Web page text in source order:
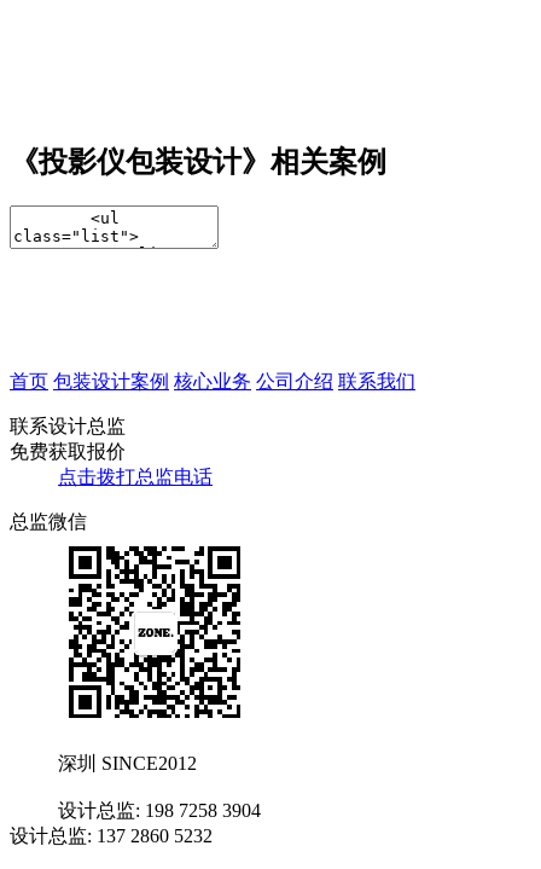
《投影仪包装设计》相关案例
首页 包装设计案例 核心业务 公司介绍 联系我们
联系设计总监
免费获取报价
点击拨打总监电话
总监微信
深圳 SINCE2012
设计总监: 198 7258 3904
设计总监: 137 2860 5232